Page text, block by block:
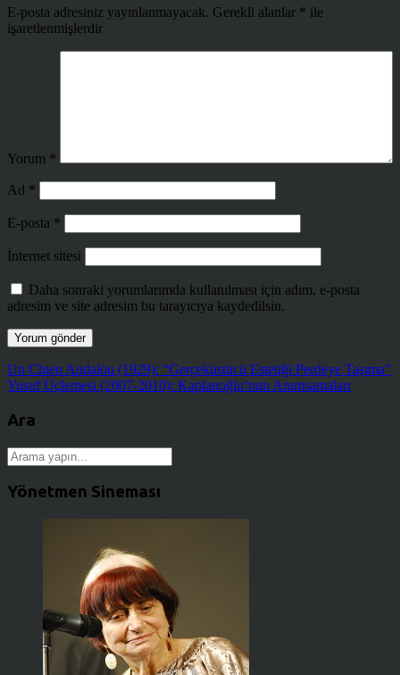
E-posta adresiniz yayınlanmayacak. Gerekli alanlar * ile
işaretlenmişlerdir
Yorum *
Ad *
E-posta *
İnternet sitesi
Daha sonraki yorumlarımda kullanılması için adım, e-posta
adresim ve site adresim bu tarayıcıya kaydedilsin.
Un Chien Andalou (1929): “Gerçeküstücü Estetiği Perdeye Taşıma”
Yusuf Üçlemesi (2007-2010): Kaplanoğlu’nun Anımsamaları
Ara
Yönetmen Sineması